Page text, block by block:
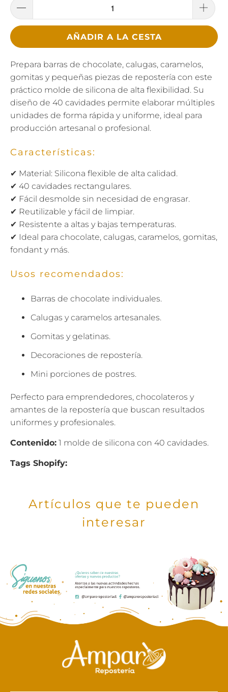
AÑADIR A LA CESTA
Prepara barras de chocolate, calugas, caramelos,
gomitas y pequeñas piezas de repostería con este
práctico molde de silicona de alta flexibilidad. Su
diseño de 40 cavidades permite elaborar múltiples
unidades de forma rápida y uniforme, ideal para
producción artesanal o profesional.
Características:
✔ Material: Silicona flexible de alta calidad.
✔ 40 cavidades rectangulares.
✔ Fácil desmolde sin necesidad de engrasar.
✔ Reutilizable y fácil de limpiar.
✔ Resistente a altas y bajas temperaturas.
✔ Ideal para chocolate, calugas, caramelos, gomitas,
fondant y más.
Usos recomendados:
Barras de chocolate individuales.
Calugas y caramelos artesanales.
Gomitas y gelatinas.
Decoraciones de repostería.
Mini porciones de postres.
Perfecto para emprendedores, chocolateros y
amantes de la repostería que buscan resultados
uniformes y profesionales.
Contenido: 1 molde de silicona con 40 cavidades.
Tags Shopify:
Artículos que te pueden
interesar